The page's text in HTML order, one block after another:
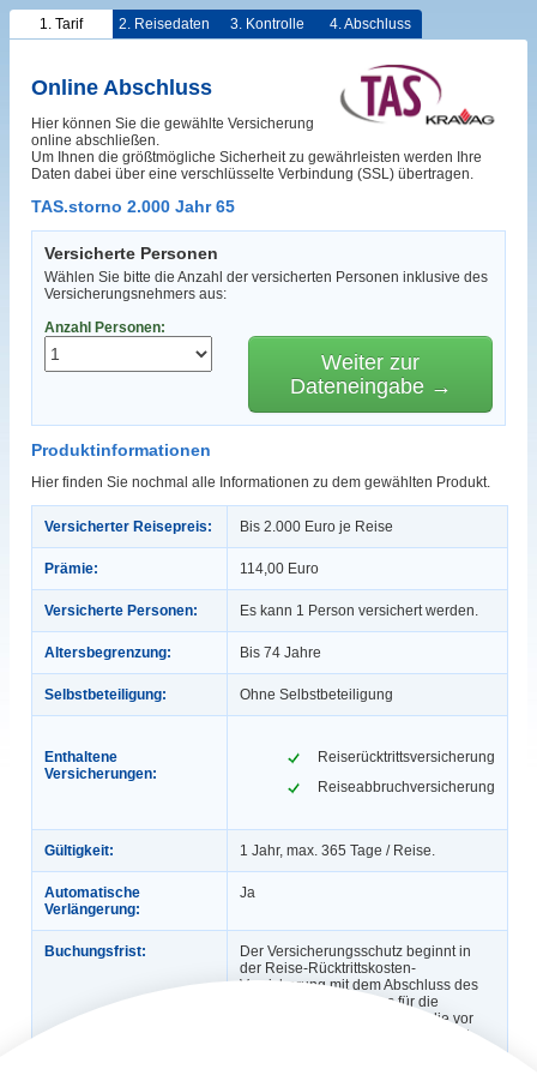
1. Tarif 2. Reisedaten 3. Kontrolle 4. Abschluss
Online Abschluss
Hier können Sie die gewählte Versicherung
online abschließen.
Um Ihnen die größtmögliche Sicherheit zu gewährleisten werden Ihre
Daten dabei über eine verschlüsselte Verbindung (SSL) übertragen.
TAS.storno 2.000 Jahr 65
Versicherte Personen
Wählen Sie bitte die Anzahl der versicherten Personen inklusive des
Versicherungsnehmers aus:
Anzahl Personen:
Weiter zur
Dateneingabe →
Produktinformationen
Hier finden Sie nochmal alle Informationen zu dem gewählten Produkt.
Versicherter Reisepreis: Bis 2.000 Euro je Reise
Prämie: 114,00 Euro
Versicherte Personen: Es kann 1 Person versichert werden.
Altersbegrenzung: Bis 74 Jahre
Selbstbeteiligung: Ohne Selbstbeteiligung
Enthaltene
Versicherungen:
Reiserücktrittsversicherung
Reiseabbruchversicherung
Gültigkeit: 1 Jahr, max. 365 Tage / Reise.
Automatische
Verlängerung:
Ja
Buchungsfrist:
Der Versicherungsschutz beginnt in
der Reise-Rücktrittskosten-
Versicherung mit dem Abschluss des
Versicherungsvertrages für die
gebuchte Reise. Für Reisen, die vor
dem versicherten Zeitraum gebucht